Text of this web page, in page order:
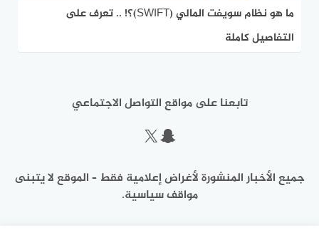
ما هو نظام سويفت المالي (SWIFT)؟! .. تعرف على
التفاصيل كاملة
تابعنا على مواقع التواصل الاجتماعي
سناب شات
إكس
جميع الأخبار المنشورة لأغراض إعلامية فقط – الموقع لا يتبنى
مواقف سياسية.